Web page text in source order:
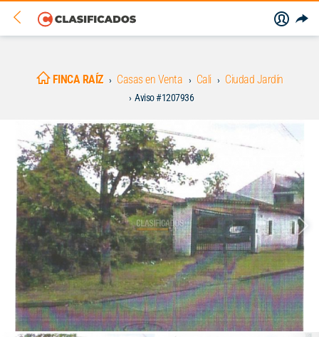
FINCA RAÍZ Casas en Venta Cali Ciudad Jardín
Aviso #1207936